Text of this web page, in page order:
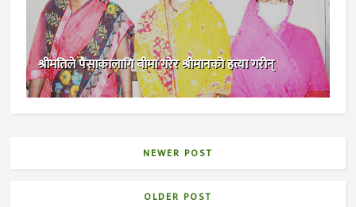
श्रीमतिले पैसाकालागि बीमा गरेर श्रीमानको हत्या गरीन्
NEWER POST
OLDER POST